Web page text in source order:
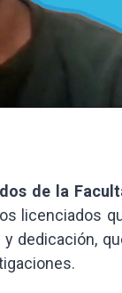
de la
licenciados
dedicación,